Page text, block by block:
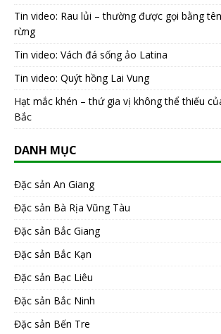
Tin video: Rau lủi – thường được gọi bằng
rừng
Tin video: Vách đá sống ảo Latina
Tin video: Quýt hồng Lai Vung
Hạt mắc khén – thứ gia vị không thể thiếu
Bắc
DANH MỤC
Đặc sản An Giang
Đặc sản Bà Rịa Vũng Tàu
Đặc sản Bắc Giang
Đặc sản Bắc Kạn
Đặc sản Bạc Liêu
Đặc sản Bắc Ninh
Đặc sản Bến Tre